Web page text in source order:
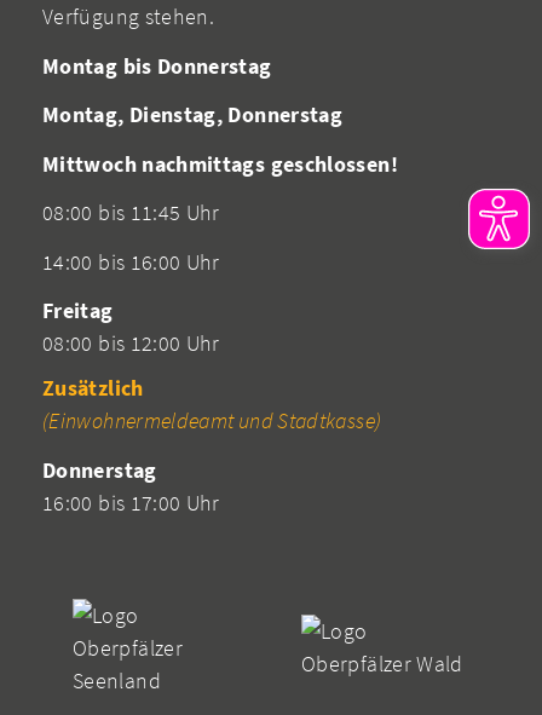
Verfügung stehen.
Montag bis Donnerstag
Montag, Dienstag, Donnerstag
Mittwoch nachmittags geschlossen!
08:00 bis 11:45 Uhr
14:00 bis 16:00 Uhr
Freitag
08:00 bis 12:00 Uhr
Zusätzlich
(Einwohnermeldeamt und Stadtkasse)
Donnerstag
16:00 bis 17:00 Uhr